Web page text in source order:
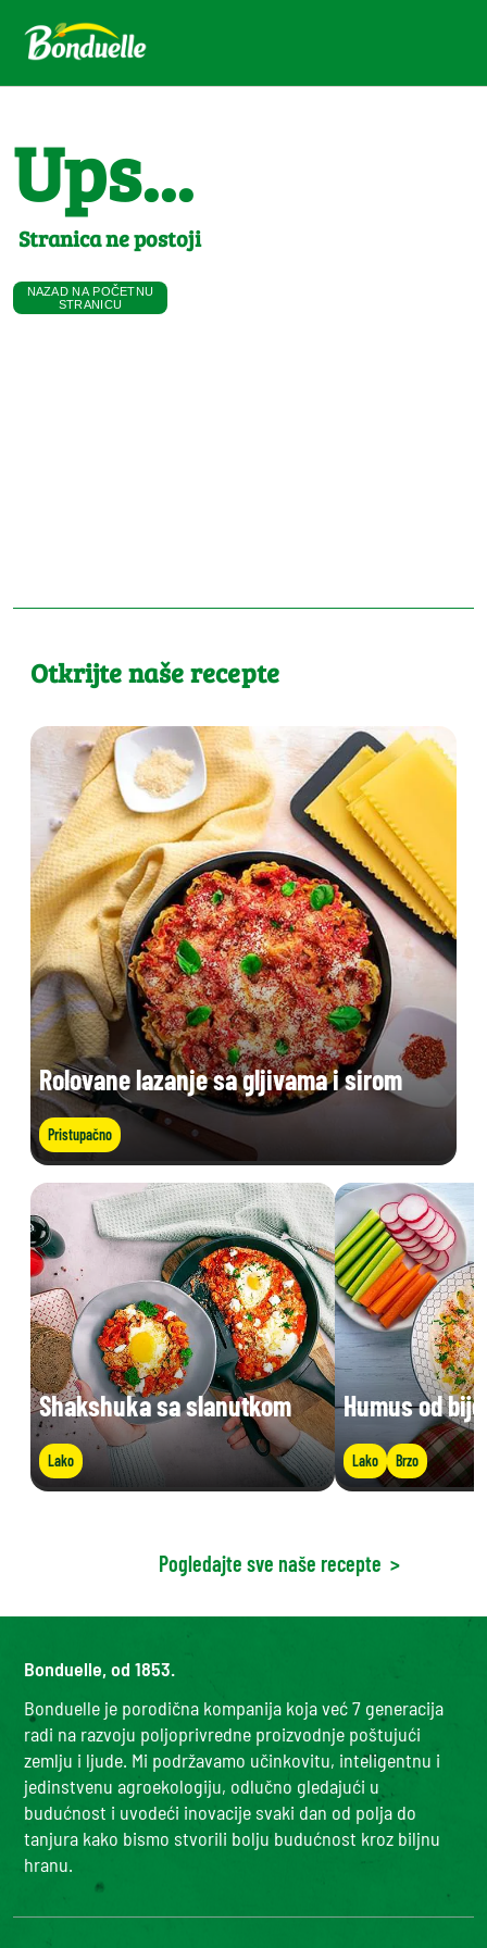
Ups...
Stranica ne postoji
NAZAD NA POČETNU
STRANICU
Otkrijte naše recepte
Rolovane lazanje sa gljivama i sirom
Pristupačno
Shakshuka sa slanutkom
Lako
Humus od
Lako Brzo
Pogledajte sve naše recepte >
Bonduelle, od 1853.
Bonduelle je porodična kompanija koja već 7 generacija
radi na razvoju poljoprivredne proizvodnje poštujući
zemlju i ljude. Mi podržavamo učinkovitu, inteligentnu i
jedinstvenu agroekologiju, odlučno gledajući u
budućnost i uvodeći inovacije svaki dan od polja do
tanjura kako bismo stvorili bolju budućnost kroz biljnu
hranu.